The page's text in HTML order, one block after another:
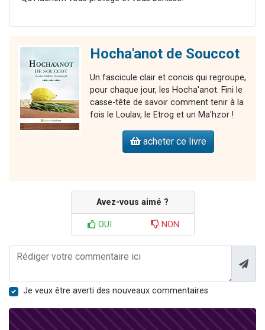
Hocha'anot de Souccot
Un fascicule clair et concis qui regroupe,
pour chaque jour, les Hocha'anot. Fini le
casse-tête de savoir comment tenir à la
fois le Loulav, le Etrog et un Ma'hzor !
acheter ce livre
Avez-vous aimé ?
OUI NON
Je veux être averti des nouveaux commentaires